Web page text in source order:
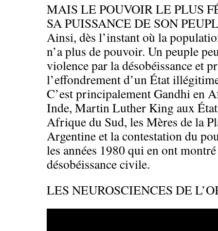
MAIS LE POUVOIR LE PLUS
SA PUISSANCE DE SON
Ainsi, dès l’instant où la
n’a plus de pouvoir. Un peuple
violence par la désobéissance et
l’effondrement d’un État
C’est principalement Gandhi en
Inde, Martin Luther King aux
Afrique du Sud, les Mères de la
Argentine et la contestation du
les années 1980 qui en ont
désobéissance civile.
LES NEUROSCIENCES DE